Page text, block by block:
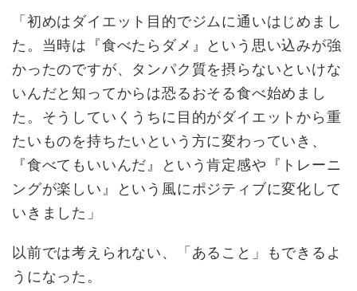
「初めはダイエット目的でジムに通いはじめまし
た。当時は『食べたらダメ』という思い込みが強
かったのですが、タンパク質を摂らないといけな
いんだと知ってからは恐るおそる食べ始めまし
た。そうしていくうちに目的がダイエットから重
たいものを持ちたいという方に変わっていき、
『食べてもいいんだ』という肯定感や『トレーニ
ングが楽しい』という風にポジティブに変化して
いきました」
以前では考えられない、「あること」もできるよ
うになった。